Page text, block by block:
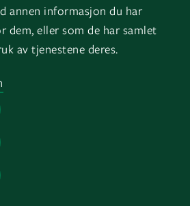
annen informasjon du har
dem, eller som de har samlet
av tjenestene deres.
Mine bygg